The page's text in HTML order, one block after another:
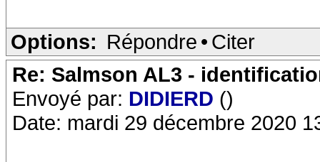
Options: Répondre • Citer
Re: Salmson AL3 -
Envoyé par: DIDIERD ()
Date: mardi 29 décembre 2020